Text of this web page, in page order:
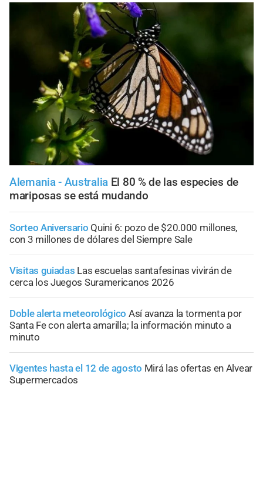
Alemania - Australia El 80 % de las especies de
mariposas se está mudando
Sorteo Aniversario Quini 6: pozo de $20.000 millones,
con 3 millones de dólares del Siempre Sale
Visitas guiadas Las escuelas santafesinas vivirán de
cerca los Juegos Suramericanos 2026
Doble alerta meteorológico Así avanza la tormenta por
Santa Fe con alerta amarilla; la información minuto a
minuto
Vigentes hasta el 12 de agosto Mirá las ofertas en Alvear
Supermercados